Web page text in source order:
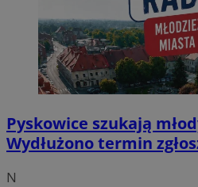
Pyskowice szukają
Wydłużono termin
N